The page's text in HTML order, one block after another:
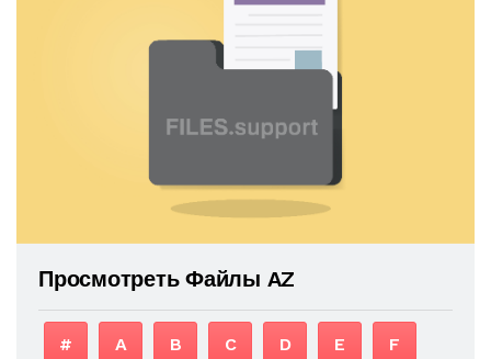
Просмотреть Файлы AZ
# A B C D E F